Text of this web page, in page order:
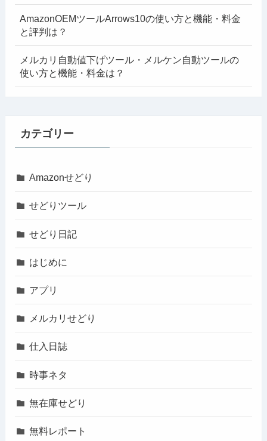
AmazonOEMツールArrows10の使い方と機能・料金
と評判は？
メルカリ自動値下げツール・メルケン自動ツールの
使い方と機能・料金は？
カテゴリー
Amazonせどり
せどりツール
せどり日記
はじめに
アプリ
メルカリせどり
仕入日誌
時事ネタ
無在庫せどり
無料レポート